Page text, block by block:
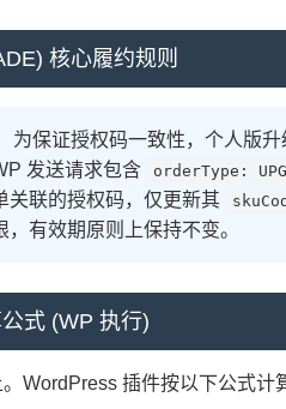
核心履约规则
为保证授权码一致性，个人版升
发送请求包含
orderType:
关联的授权码，仅更新其
有效期原则上保持不变。
式 (WP 执行)
WordPress 插件按以下公式计